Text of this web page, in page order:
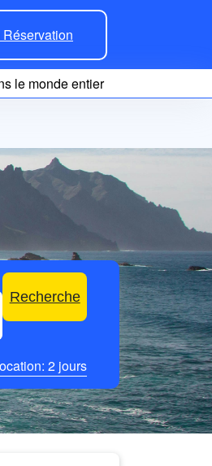
Réservation
le monde entier
Recherche
2 jours